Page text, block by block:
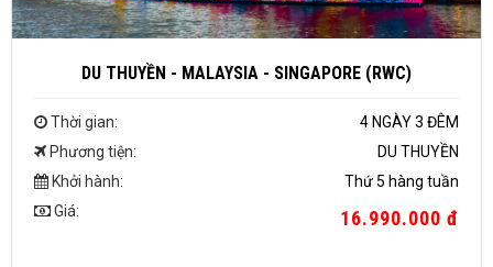
DU THUYỀN - MALAYSIA - SINGAPORE (RWC)
Thời gian:
4 NGÀY 3 ĐÊM
Phương tiện:
DU THUYỀN
Khởi hành:
Thứ 5 hàng tuần
Giá:
16.990.000 đ